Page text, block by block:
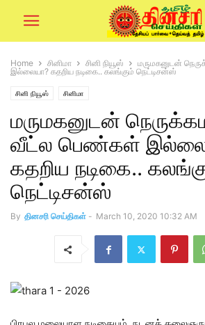
Home சினிமா சினி நியூஸ்
மருமகனுடன்
இல்லையா? கதறிய நடிகை.. கலங்கும் நெட்டிசன்ஸ்
சினி நியூஸ் சினிமா
மருமகனுடன்
வீட்ல பெண்கள்
கதறிய நடிகை..
நெட்டிசன்ஸ்
By தினசரி செய்திகள் - March 10, 2020 10:32 AM